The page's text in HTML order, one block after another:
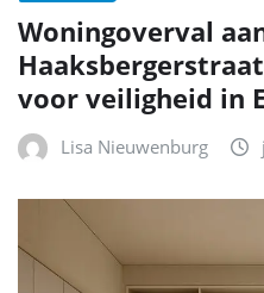
Woningoverval
voor veiligheid in
Lisa Nieuwenburg